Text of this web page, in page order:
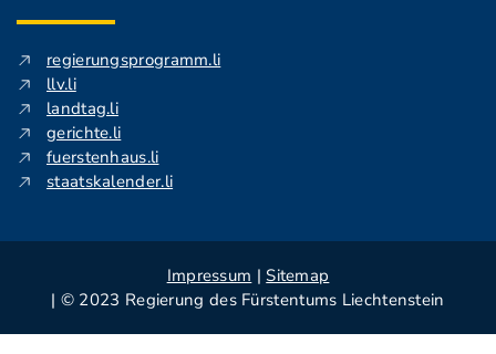
regierungsprogramm.li
llv.li
landtag.li
gerichte.li
fuerstenhaus.li
staatskalender.li
Impressum | Sitemap
| © 2023 Regierung des Fürstentums Liechtenstein